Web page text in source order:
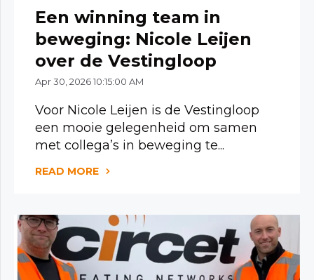
Een winning team in
beweging: Nicole Leijen
over de Vestingloop
Apr 30, 2026 10:15:00 AM
Voor Nicole Leijen is de Vestingloop
een mooie gelegenheid om samen
met collega’s in beweging te...
READ MORE